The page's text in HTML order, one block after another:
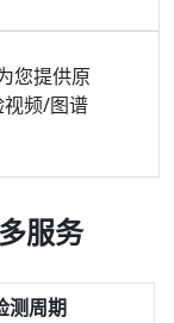
您提供原
频/图谱
服务
测周期